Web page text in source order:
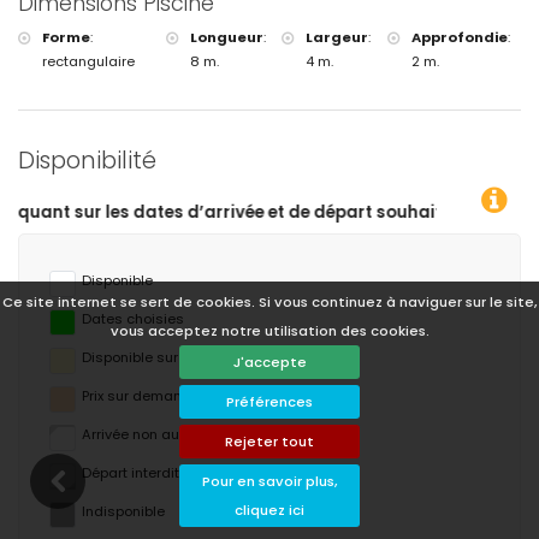
Ce site internet se sert de cookies. Si vous continuez à naviguer sur le site,
vous acceptez notre utilisation des cookies.
J'accepte
Préférences
Rejeter tout
Pour en savoir plus,
cliquez ici
Forme:
rectangulaire
Longueur:
8 m.
Largeur:
4 m.
Approfondie:
2 m.
Disponibilité
souhaitées !
Disponible
Dates choisies
Disponible sur demande
Prix ​​sur demande
Arrivée non autorisée
Départ interdit
Indisponible